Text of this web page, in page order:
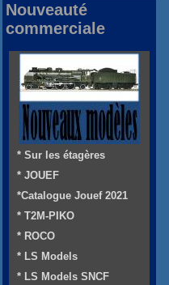
Nouveauté
commerciale
* Sur les étagères
* JOUEF
*Catalogue Jouef 2021
* T2M-PIKO
* ROCO
* LS Models
* LS Models SNCF